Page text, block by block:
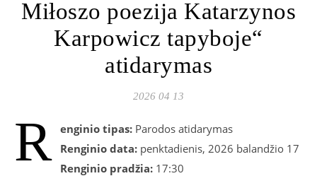
Miłoszo poezija Katarzynos
Karpowicz tapyboje“
atidarymas
2026 04 13
R enginio tipas: Parodos atidarymas
Renginio data: penktadienis, 2026 balandžio 17
Renginio pradžia: 17:30